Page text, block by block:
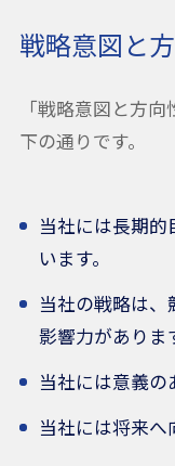
戦略意図と
「戦略意図と方
下の通りです。
当社には長期
います。
当社の戦略は
影響力がありま
当社には意義の
当社には将来へ